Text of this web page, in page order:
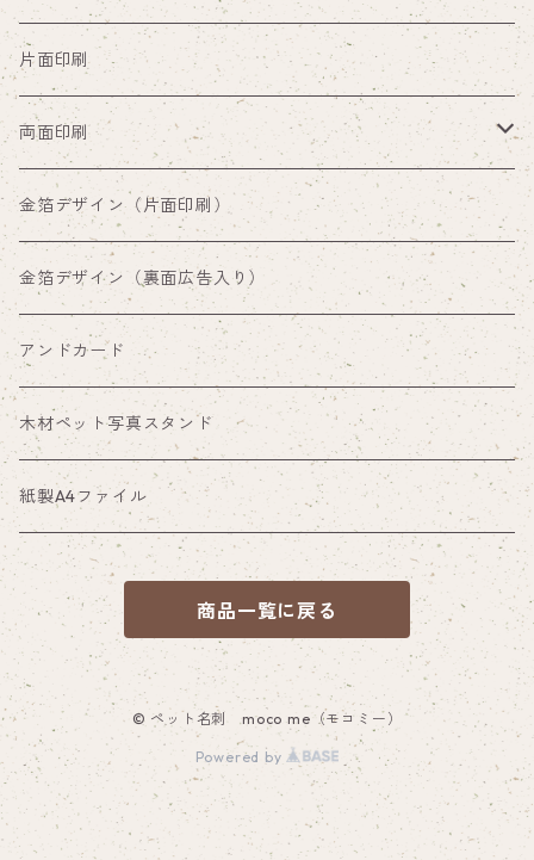
片面印刷
両面印刷
両面印刷（裏面通常デザイン）
両面印刷（裏面広告入り）
金箔デザイン（片面印刷）
金箔デザイン（裏面広告入り）
アンドカード
木材ペット写真スタンド
紙製A4ファイル
商品一覧に戻る
© ペット名刺 moco me（モコミー）
Powered by